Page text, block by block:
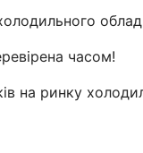
часом!
на ринку